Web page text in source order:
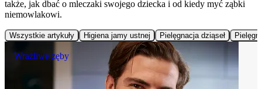
także, jak dbać o mleczaki swojego dziecka i od kiedy myć ząbki
niemowlakowi.
Wszystkie artykuły Higiena jamy ustnej Pielęgnacja dziąseł
Wrażliwe zęby